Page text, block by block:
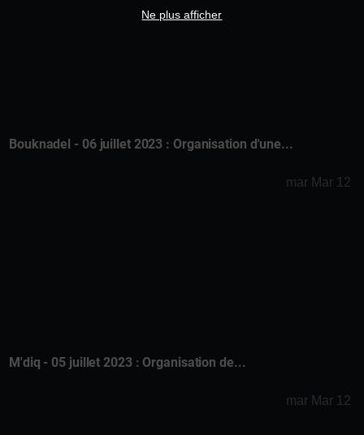
Ne plus afficher
Bouknadel - 06 juillet 2023 : Organisation d'une...
mar Mar 12
M'diq - 05 juillet 2023 : Organisation de...
mar Mar 12